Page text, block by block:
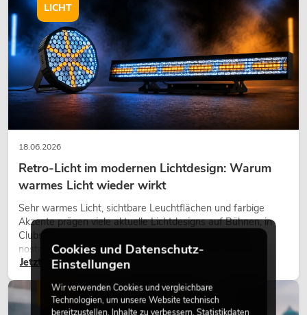
18.06.2026
Retro-Licht im modernen Lichtdesign: Warum
warmes Licht wieder wirkt
Sehr warmes Licht, sichtbare Leuchtflächen und farbige
Akzente prägen viele aktuelle Lichtdesigns auf Bühnen, in
Clubs und bei Events. Retro-Licht ist dabei kein rein
nostalgischer Effekt, sondern ein bewusst eingesetztes
Gestaltungsmittel: Es schafft Atmosphäre, gibt Szenen
wirken lassen.
Jetzt lesen
LICHT
LICHT
Cookies und Datenschutz-
Einstellungen
Wir verwenden Cookies und vergleichbare
Technologien, um unsere Website technisch
bereitzustellen, Inhalte zu verbessern, Statistikdaten